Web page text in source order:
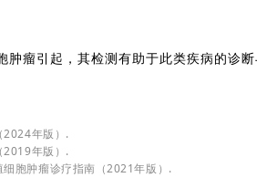
肿瘤引起，其检测有助于此类疾病的诊
2024年版）.
2019年版）.
胞肿瘤诊疗指南（2021年版）.